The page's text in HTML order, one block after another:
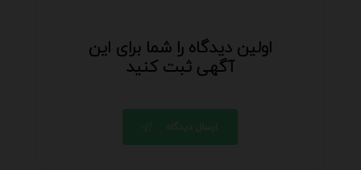
اولین دیدگاه را شما برای این
آگهی ثبت کنید
ارسال دیدگاه